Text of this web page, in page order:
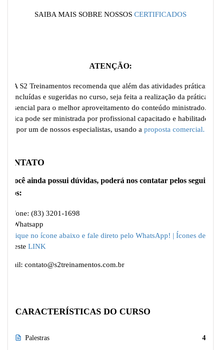
SAIBA MAIS SOBRE NOSSOS CERTIFICADOS
ATENÇÃO:
A S2 Treinamentos recomenda que além das atividades práticas
incluídas e sugeridas no curso, seja feita a realização da prática
essencial para o melhor aproveitamento do conteúdo ministrado. A
Prática pode ser ministrada por profissional capacitado e habilitado ou
por um de nossos especialistas, usando a proposta comercial.
CONTATO
Se você ainda possui dúvidas, poderá nos contatar pelos seguintes
meios:
Telefone: (83) 3201-1698
Via Whatsapp
ou neste LINK
E-mail: contato@s2treinamentos.com.br
CARACTERÍSTICAS DO CURSO
Palestras 4